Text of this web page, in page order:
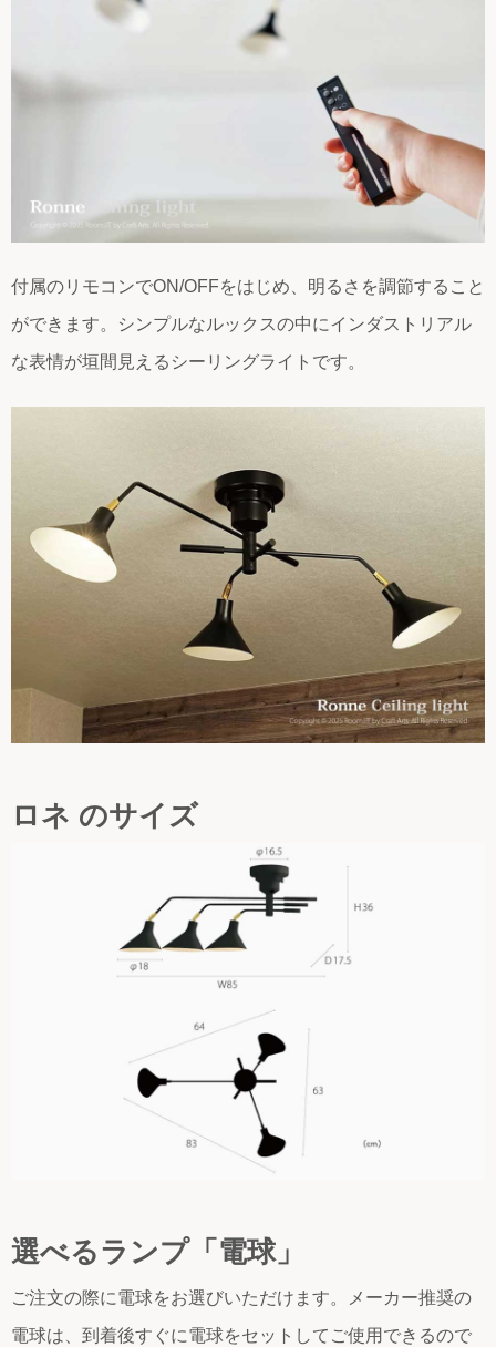
付属のリモコンでON/OFFをはじめ、明るさを調節すること
ができます。シンプルなルックスの中にインダストリアル
な表情が垣間見えるシーリングライトです。
ロネ のサイズ
選べるランプ「電球」
ご注文の際に電球をお選びいただけます。メーカー推奨の
電球は、到着後すぐに電球をセットしてご使用できるので